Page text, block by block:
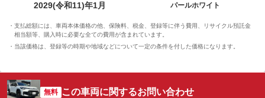
2029(令和11)年1月
パールホワイト
支払総額には、車両本体価格の他、保険料、税金、登録等に伴う費用、リサイクル預託金
相当額等、購入時に必要な全ての費用が含まれています。
当該価格は、登録等の時期や地域などについて一定の条件を付した価格になります。
無料 この車両に関するお問い合わせ